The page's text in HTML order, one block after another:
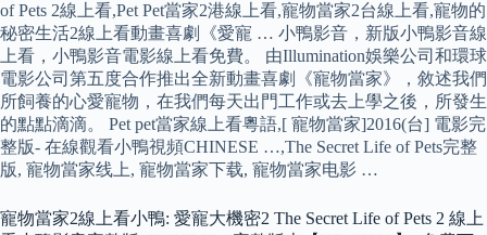
of Pets 2線上看,​Pet Pet當家2港線上看,寵物當家2台線上看,寵物的
秘密生活2線上看動畫喜劇《愛寵 … 小鴨影音，新版小鴨影音線
上看，小鴨影音電影線上看免費。 由Illumination娛樂公司和環球
電影公司第五度合作推出全新動畫喜劇《寵物當家》，敘述我們
所飼養的心愛寵物，在我們每天出門工作或去上學之後，所發生
的點點滴滴。 Pet pet當家線上看粵語,[ 寵物當家]2016(台] 電影完
整版- 在線觀看小鴨視頻CHINESE …,The Secret Life of Pets完整
版, 寵物當家线上, 寵物當家下载, 寵物當家电影 …
寵物當家2線上看小鴨: 愛寵大機密2 The Secret Life of Pets 2 線上